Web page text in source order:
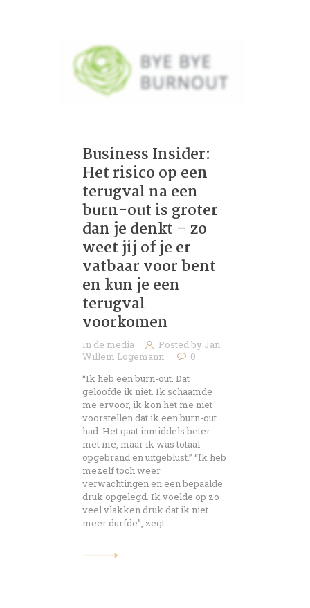
Business Insider:
Het risico op een
terugval na een
burn-out is groter
dan je denkt – zo
weet jij of je er
vatbaar voor bent
en kun je een
terugval
voorkomen
In de media Posted by Jan
Willem Logemann
0
“Ik heb een burn-out. Dat
geloofde ik niet. Ik schaamde
me ervoor, ik kon het me niet
voorstellen dat ik een burn-out
had. Het gaat inmiddels beter
met me, maar ik was totaal
opgebrand en uitgeblust.” “Ik heb
mezelf toch weer
verwachtingen en een bepaalde
druk opgelegd. Ik voelde op zo
veel vlakken druk dat ik niet
meer durfde”, zegt…